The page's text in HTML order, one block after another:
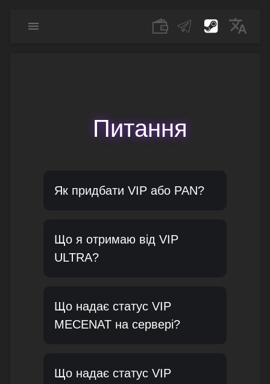
Питання
Як придбати VIP або PAN?
Що я отримаю від VIP
ULTRA?
Що надає статус VIP
MECENAT на сервері?
Що надає статус VIP